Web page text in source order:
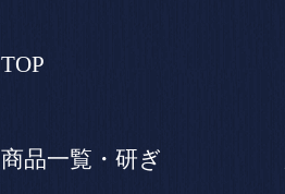
TOP
商品一覧・研ぎ